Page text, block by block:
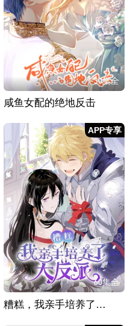
30集全
咸鱼女配的绝地反击
APP专享
60集全
糟糕，我亲手培养了大反派！